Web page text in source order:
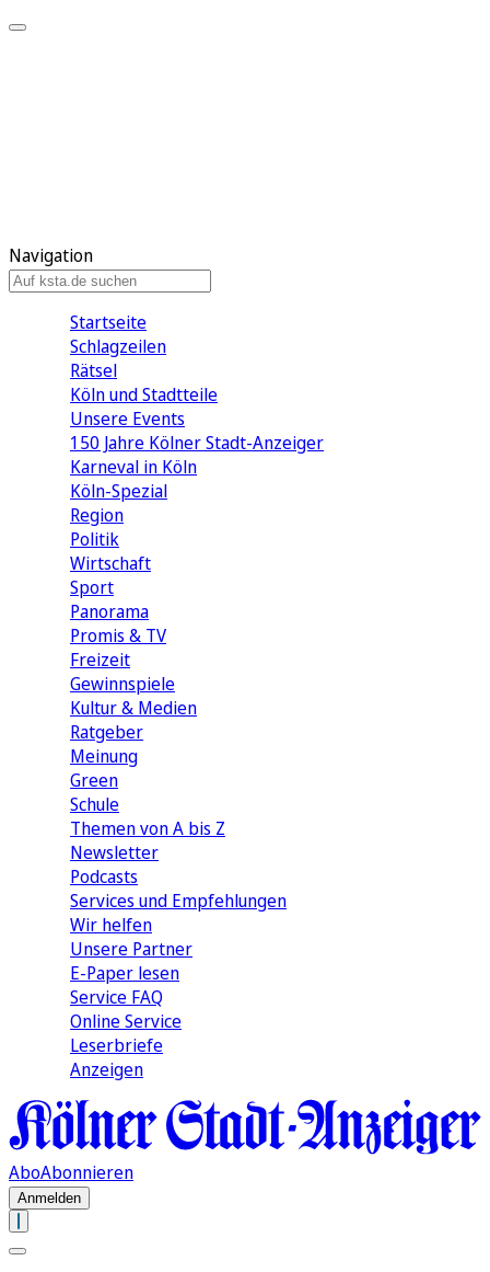
Navigation
Startseite
Schlagzeilen
Rätsel
Köln und Stadtteile
Unsere Events
150 Jahre Kölner Stadt-Anzeiger
Karneval in Köln
Köln-Spezial
Region
Politik
Wirtschaft
Sport
Panorama
Promis & TV
Freizeit
Gewinnspiele
Kultur & Medien
Ratgeber
Meinung
Green
Schule
Themen von A bis Z
Newsletter
Podcasts
Services und Empfehlungen
Wir helfen
Unsere Partner
E-Paper lesen
Service FAQ
Online Service
Leserbriefe
Anzeigen
AboAbonnieren
Anmelden